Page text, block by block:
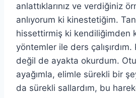
anlattıklarınız ve verdiğiniz
anlıyorum ki kinestetiğim.
hissettirmiş ki kendiliğimden
yöntemler ile ders
değil de ayakta okurdum.
ayağımla, elimle sürekli bir
da sürekli sallardım, bu